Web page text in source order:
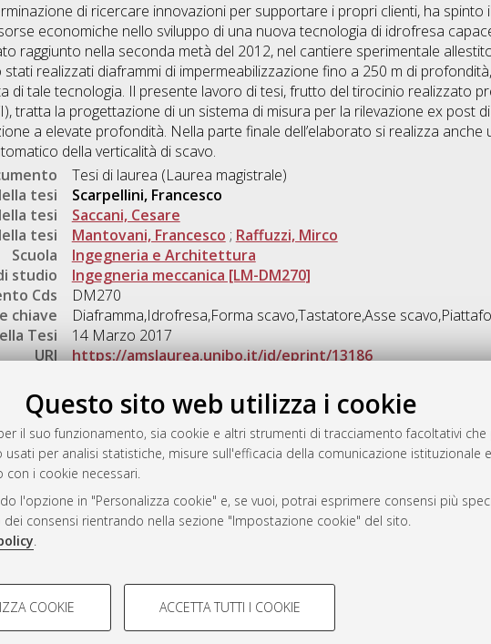
Questo sito web utilizza i cookie
il suo funzionamento, sia cookie e altri strumenti di tracciamento facoltativi
per analisi statistiche, misure sull'efficacia della comunicazione istituzionale
con i cookie necessari.
l'opzione in "Personalizza cookie" e, se vuoi, potrai esprimere consensi più
consensi rientrando nella sezione "Impostazione cookie" del sito.
.
COOKIE TECNICI - NECESSARI
COOKIE ACCETTA TUTTI I COOKIE
di ricercare innovazioni per supportare i propri clienti, ha spinto
economiche nello sviluppo di una nuova tecnologia di idrofresa
raggiunto nella seconda metà del 2012, nel cantiere sperimentale
realizzati diaframmi di impermeabilizzazione fino a 250 m di
di tale tecnologia. Il presente lavoro di tesi, frutto del tirocinio realizzato
tratta la progettazione di un sistema di misura per la rilevazione ex post
a elevate profondità. Nella parte finale dell’elaborato si realizza anche
della verticalità di scavo.
Tesi di laurea (Laurea magistrale)
tesi
Scarpellini, Francesco
tesi
Saccani, Cesare
tesi
Mantovani, Francesco ; Raffuzzi, Mirco
Scuola
Ingegneria e Architettura
studio
Ingegneria meccanica [LM-DM270]
Cds
DM270
chiave
Diaframma,Idrofresa,Forma scavo,Tastatore,Asse
Tesi
14 Marzo 2017
URI
https://amslaurea.unibo.it/id/eprint/13186
Gestione del documento:
e gestito da
Cookie
sulla privacy
d’uso del sito